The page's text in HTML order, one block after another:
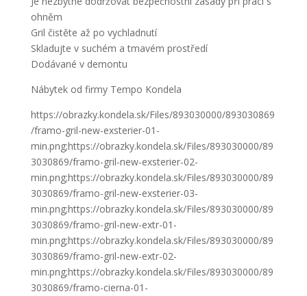
ohněm
Gril čistěte až po vychladnutí
Skladujte v suchém a tmavém prostředí
Dodávané v demontu
Nábytek od firmy Tempo Kondela
https://obrazky.kondela.sk/Files/893030000/893030869
/framo-gril-new-exsterier-01-
min.png;https://obrazky.kondela.sk/Files/893030000/89
3030869/framo-gril-new-exsterier-02-
min.png;https://obrazky.kondela.sk/Files/893030000/89
3030869/framo-gril-new-exsterier-03-
min.png;https://obrazky.kondela.sk/Files/893030000/89
3030869/framo-gril-new-extr-01-
min.png;https://obrazky.kondela.sk/Files/893030000/89
3030869/framo-gril-new-extr-02-
min.png;https://obrazky.kondela.sk/Files/893030000/89
3030869/framo-cierna-01-